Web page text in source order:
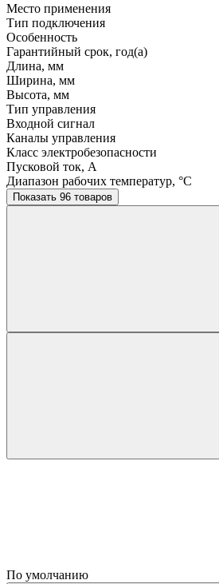
Место применения
Тип подключения
Особенность
Гарантийный срок, год(а)
Длина, мм
Ширина, мм
Высота, мм
Тип управления
Входной сигнал
Каналы управления
Класс электробезопасности
Пусковой ток, A
Диапазон рабочих температур, °C
Показать 96 товаров
По умолчанию